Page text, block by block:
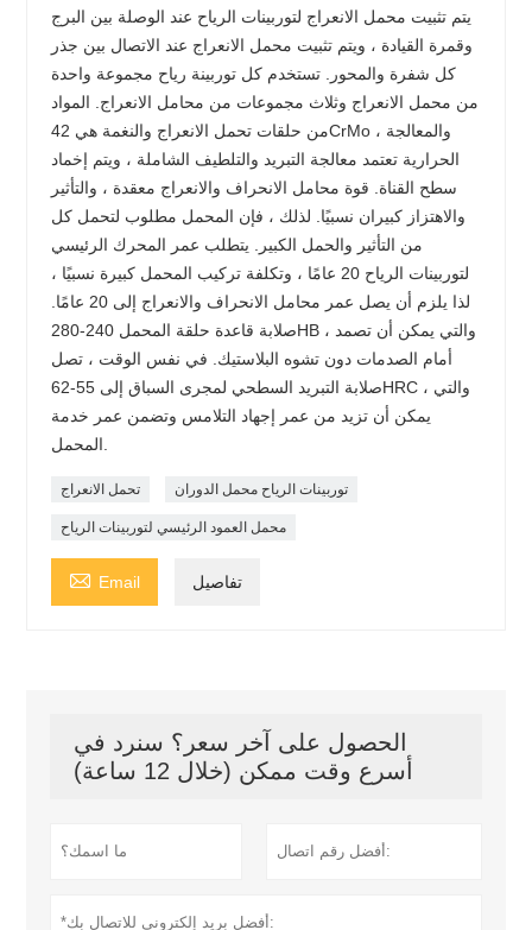
يتم تثبيت محمل الانعراج لتوربينات الرياح عند الوصلة بين البرج
وقمرة القيادة ، ويتم تثبيت محمل الانعراج عند الاتصال بين جذر
كل شفرة والمحور. تستخدم كل توربينة رياح مجموعة واحدة
من محمل الانعراج وثلاث مجموعات من محامل الانعراج. المواد
من حلقات تحمل الانعراج والنغمة هي 42CrMo ، والمعالجة
الحرارية تعتمد معالجة التبريد والتلطيف الشاملة ، ويتم إخماد
سطح القناة. قوة محامل الانحراف والانعراج معقدة ، والتأثير
والاهتزاز كبيران نسبيًا. لذلك ، فإن المحمل مطلوب لتحمل كل
من التأثير والحمل الكبير. يتطلب عمر المحرك الرئيسي
لتوربينات الرياح 20 عامًا ، وتكلفة تركيب المحمل كبيرة نسبيًا ،
لذا يلزم أن يصل عمر محامل الانحراف والانعراج إلى 20 عامًا.
صلابة قاعدة حلقة المحمل 240-280HB ، والتي يمكن أن تصمد
أمام الصدمات دون تشوه البلاستيك. في نفس الوقت ، تصل
صلابة التبريد السطحي لمجرى السباق إلى 55-62HRC ، والتي
يمكن أن تزيد من عمر إجهاد التلامس وتضمن عمر خدمة
المحمل.
تحمل الانعراج توربينات الرياح محمل الدوران
محمل العمود الرئيسي لتوربينات الرياح
 Email تفاصيل
الحصول على آخر سعر؟ سنرد في
أسرع وقت ممكن (خلال 12 ساعة)